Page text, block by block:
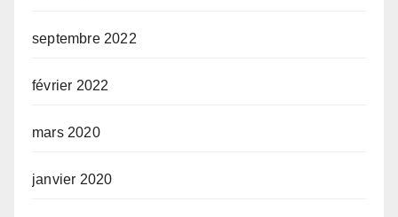
septembre 2022
février 2022
mars 2020
janvier 2020